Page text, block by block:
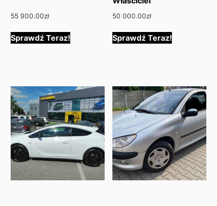
55 900.00zł
Sprawdź Teraz!
50 000.00zł
Sprawdź Teraz!